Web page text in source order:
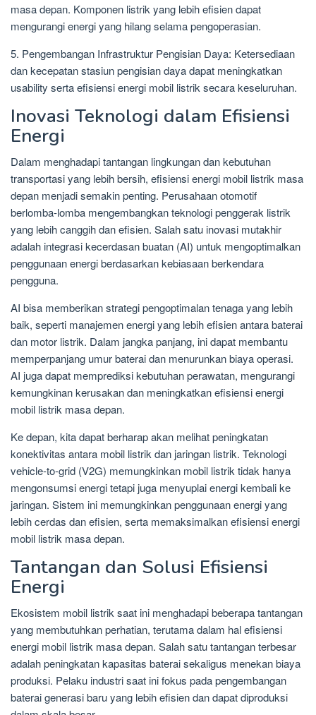
masa depan. Komponen listrik yang lebih efisien dapat
mengurangi energi yang hilang selama pengoperasian.
5. Pengembangan Infrastruktur Pengisian Daya: Ketersediaan
dan kecepatan stasiun pengisian daya dapat meningkatkan
usability serta efisiensi energi mobil listrik secara keseluruhan.
Inovasi Teknologi dalam Efisiensi
Energi
Dalam menghadapi tantangan lingkungan dan kebutuhan
transportasi yang lebih bersih, efisiensi energi mobil listrik masa
depan menjadi semakin penting. Perusahaan otomotif
berlomba-lomba mengembangkan teknologi penggerak listrik
yang lebih canggih dan efisien. Salah satu inovasi mutakhir
adalah integrasi kecerdasan buatan (AI) untuk mengoptimalkan
penggunaan energi berdasarkan kebiasaan berkendara
pengguna.
AI bisa memberikan strategi pengoptimalan tenaga yang lebih
baik, seperti manajemen energi yang lebih efisien antara baterai
dan motor listrik. Dalam jangka panjang, ini dapat membantu
memperpanjang umur baterai dan menurunkan biaya operasi.
AI juga dapat memprediksi kebutuhan perawatan, mengurangi
kemungkinan kerusakan dan meningkatkan efisiensi energi
mobil listrik masa depan.
Ke depan, kita dapat berharap akan melihat peningkatan
konektivitas antara mobil listrik dan jaringan listrik. Teknologi
vehicle-to-grid (V2G) memungkinkan mobil listrik tidak hanya
mengonsumsi energi tetapi juga menyuplai energi kembali ke
jaringan. Sistem ini memungkinkan penggunaan energi yang
lebih cerdas dan efisien, serta memaksimalkan efisiensi energi
mobil listrik masa depan.
Tantangan dan Solusi Efisiensi
Energi
Ekosistem mobil listrik saat ini menghadapi beberapa tantangan
yang membutuhkan perhatian, terutama dalam hal efisiensi
energi mobil listrik masa depan. Salah satu tantangan terbesar
adalah peningkatan kapasitas baterai sekaligus menekan biaya
produksi. Pelaku industri saat ini fokus pada pengembangan
baterai generasi baru yang lebih efisien dan dapat diproduksi